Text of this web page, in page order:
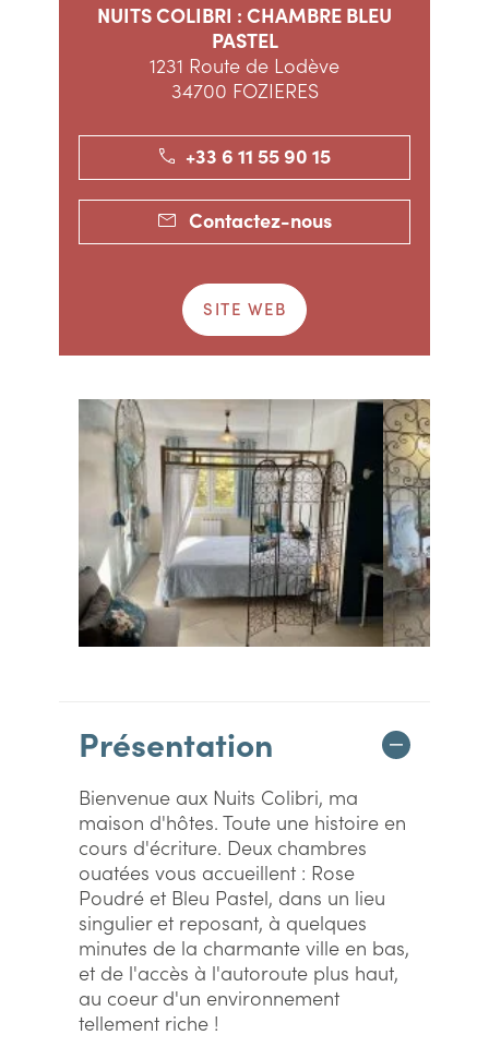
NUITS COLIBRI : CHAMBRE BLEU
PASTEL
1231 Route de Lodève
34700 FOZIERES
+33 6 11 55 90 15
Contactez-nous
SITE WEB
Présentation
Bienvenue aux Nuits Colibri, ma
maison d'hôtes. Toute une histoire en
cours d'écriture. Deux chambres
ouatées vous accueillent : Rose
Poudré et Bleu Pastel, dans un lieu
singulier et reposant, à quelques
minutes de la charmante ville en bas,
et de l'accès à l'autoroute plus haut,
au coeur d'un environnement
tellement riche !